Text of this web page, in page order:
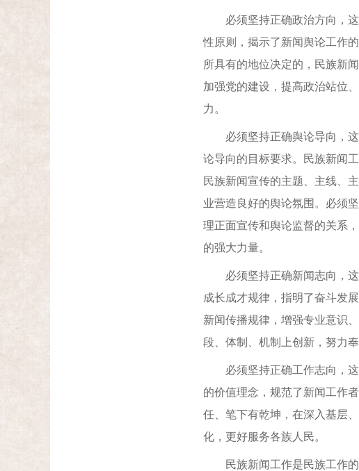
必须坚持正确政治方向，这
性原则，揭示了新闻舆论工作
所具有的地位决定的，民族新
加强党的建设，提高政治站位
力。
必须坚持正确舆论导向，这
论导向的目标要求。民族新闻
民族新闻宣传的主题、主线、
业营造良好的舆论氛围。必须
理正面宣传和舆论监督的关系
的强大力量。
必须坚持正确新闻志向，这
成长成才规律，指明了奋斗发
新闻传播规律，增强专业意识
段、体制、机制上创新，努力
必须坚持正确工作志向，这
的价值理念，规范了新闻工作
任、笔下有乾坤，在深入基层
化，更好服务各族人民。
民族新闻工作是民族工作的